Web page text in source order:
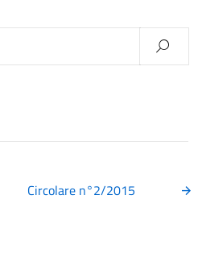
Circolare n°2/2015